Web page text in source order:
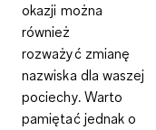
okazji można
również
rozważyć zmianę
nazwiska dla waszej
pociechy. Warto
pamiętać jednak o